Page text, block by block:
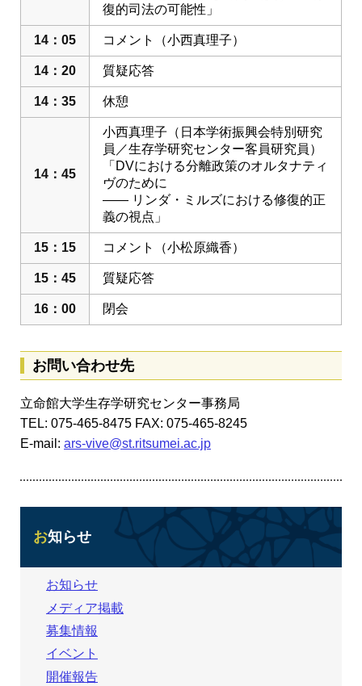
復的司法の可能性」
14：05 コメント（小西真理子）
14：20 質疑応答
14：35 休憩
14：45
小西真理子（日本学術振興会特別研究
員／生存学研究センター客員研究員）
「DVにおける分離政策のオルタナティ
ヴのために
―― リンダ・ミルズにおける修復的正
義の視点」
15：15 コメント（小松原織香）
15：45 質疑応答
16：00 閉会
お問い合わせ先
立命館大学生存学研究センター事務局
TEL: 075-465-8475 FAX: 075-465-8245
E-mail: ars-vive@st.ritsumei.ac.jp
お知らせ
お知らせ
メディア掲載
募集情報
イベント
開催報告